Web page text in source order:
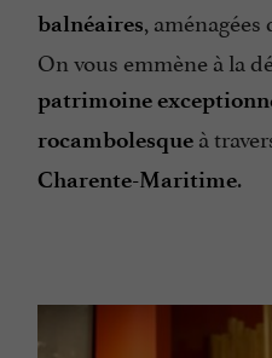
balnéaires, aménagées
On vous emmène à la
patrimoine
rocambolesque à
Charente-Maritime.